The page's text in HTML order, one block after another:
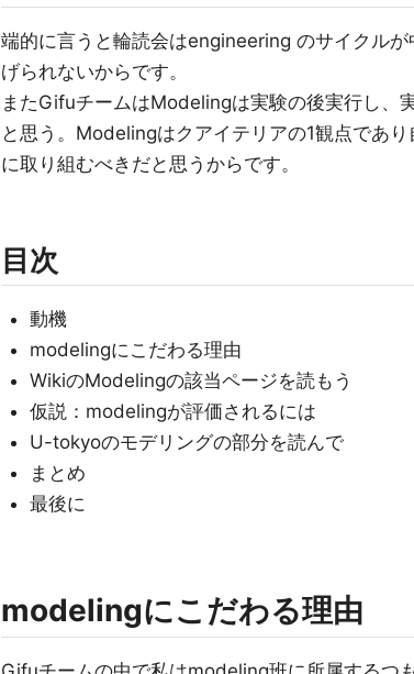
端的に言うと輪読会はengineering のサイクル
げられないからです。
またGifuチームはModelingは実験の後実行し、
と思う。Modelingはクアイテリアの1観点であ
に取り組むべきだと思うからです。
目次
動機
modelingにこだわる理由
WikiのModelingの該当ページを読もう
仮説：modelingが評価されるには
U-tokyoのモデリングの部分を読んで
まとめ
最後に
modelingにこだわる理由